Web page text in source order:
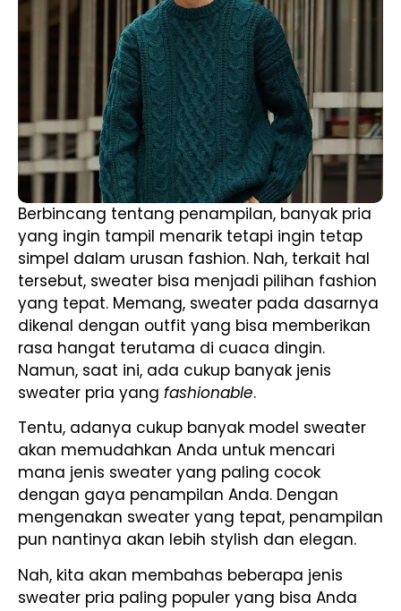
Berbincang tentang penampilan, banyak pria
yang ingin tampil menarik tetapi ingin tetap
simpel dalam urusan fashion. Nah, terkait hal
tersebut, sweater bisa menjadi pilihan fashion
yang tepat. Memang, sweater pada dasarnya
dikenal dengan outfit yang bisa memberikan
rasa hangat terutama di cuaca dingin.
Namun, saat ini, ada cukup banyak jenis
sweater pria yang fashionable.
Tentu, adanya cukup banyak model sweater
akan memudahkan Anda untuk mencari
mana jenis sweater yang paling cocok
dengan gaya penampilan Anda. Dengan
mengenakan sweater yang tepat, penampilan
pun nantinya akan lebih stylish dan elegan.
Nah, kita akan membahas beberapa jenis
sweater pria paling populer yang bisa Anda